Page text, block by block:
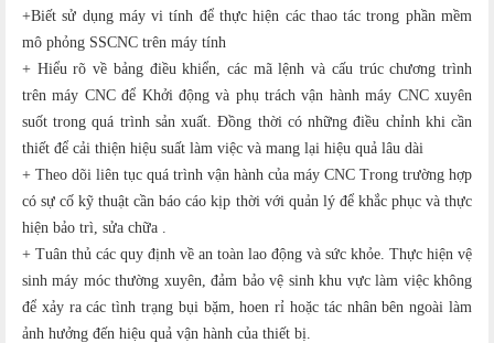
+Biết sử dụng máy vi tính để thực hiện các thao tác trong phần mềm
mô phỏng SSCNC trên máy tính
+ Hiểu rõ về bảng điều khiển, các mã lệnh và cấu trúc chương trình
trên máy CNC để Khởi động và phụ trách vận hành máy CNC xuyên
suốt trong quá trình sản xuất. Đồng thời có những điều chỉnh khi cần
thiết để cải thiện hiệu suất làm việc và mang lại hiệu quả lâu dài
+ Theo dõi liên tục quá trình vận hành của máy CNC Trong trường hợp
có sự cố kỹ thuật cần báo cáo kịp thời với quản lý để khắc phục và thực
hiện bảo trì, sửa chữa .
+ Tuân thủ các quy định về an toàn lao động và sức khỏe. Thực hiện vệ
sinh máy móc thường xuyên, đảm bảo vệ sinh khu vực làm việc không
để xảy ra các tình trạng bụi bặm, hoen rỉ hoặc tác nhân bên ngoài làm
ảnh hưởng đến hiệu quả vận hành của thiết bị.